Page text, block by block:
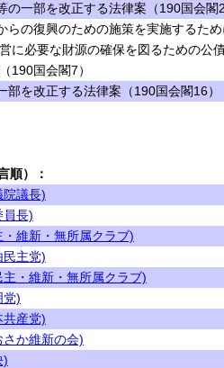
の一部を改正する法律案（190国会閣
らの復興のための施策を実施するた
に必要な財源の確保を図るための公
190国会閣7）
部を改正する法律案（190国会閣16）
順）：
院議長)
員長)
維新・無所属クラブ)
民主党)
・維新・無所属クラブ)
党)
共産党)
か維新の会)
)